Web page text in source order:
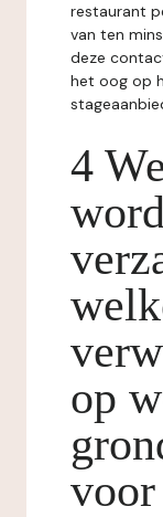
restaurant
van ten
deze
het oog op
4
op